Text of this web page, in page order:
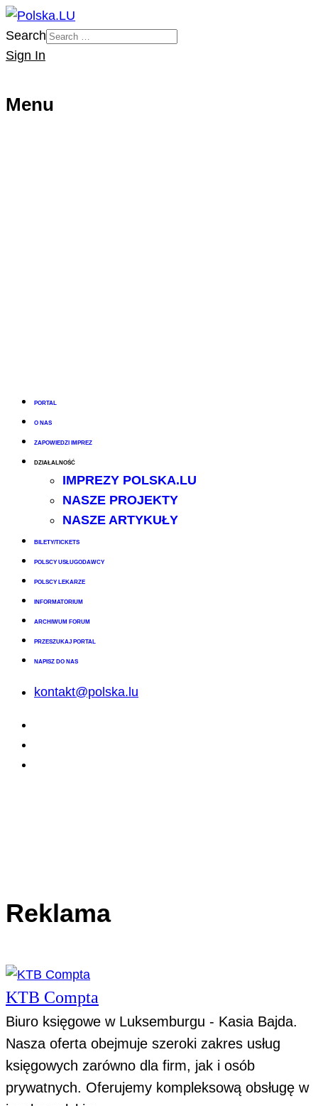
Search
Sign In
Menu
PORTAL
O NAS
ZAPOWIEDZI IMPREZ
DZIAŁALNOŚĆ
IMPREZY POLSKA.LU
NASZE PROJEKTY
NASZE ARTYKUŁY
BILETY/TICKETS
POLSCY USŁUGODAWCY
POLSCY LEKARZE
INFORMATORIUM
ARCHIWUM FORUM
PRZESZUKAJ PORTAL
NAPISZ DO NAS
kontakt@polska.lu
Reklama
KTB Compta
Biuro księgowe w Luksemburgu - Kasia Bajda.
Nasza oferta obejmuje szeroki zakres usług
księgowych zarówno dla firm, jak i osób
prywatnych. Oferujemy kompleksową obsługę w